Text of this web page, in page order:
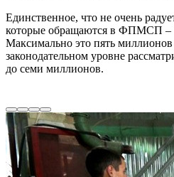
Единственное, что не очень
которые обращаются в ФПМСП –
Максимально это пять
законодательном уровне
до семи миллионов.